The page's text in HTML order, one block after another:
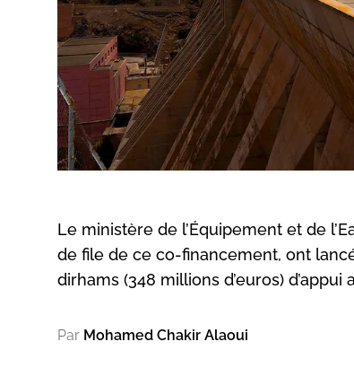
Le ministère de l’Équipement et de
de file de ce co-financement, ont
dirhams (348 millions d’euros) d’appui
Par Mohamed Chakir Alaoui